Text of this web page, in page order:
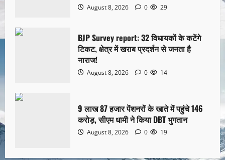
August 8, 2026 0 29
BJP Survey report: 32 विधायकों के कटेंगे
टिकट, क्षेत्र में खराब प्रदर्शन से जनता है
नाराज!
August 8, 2026 0 14
9 लाख 87 हजार पेंशनरों के खाते में पहुंचे 146
करोड़, सीएम धामी ने किया DBT भुगतान
August 8, 2026 0 19